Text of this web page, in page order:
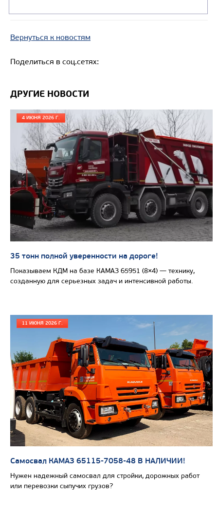
Производитель
Экологический класс
Грузоподъемность, кг
Вместимость кузова, м3
Направление разгрузки
Колесная формула
Узнать цену
САМОСВАЛ КАМАЗ-65801
Цена по запросу
Экологический класс
Вернуться к новостям
Поделиться в соц.сетях:
ДРУГИЕ НОВОСТИ
4 ИЮНЯ 2026 Г.
35 тонн полной уверенности на дороге!
Показываем КДМ на базе КАМАЗ 65951 (8×4) — технику,
созданную для серьезных задач и интенсивной работы.
11 ИЮНЯ 2026 Г.
Самосвал КАМАЗ 65115-7058-48 В НАЛИЧИИ!
Нужен надежный самосвал для стройки, дорожных работ
или перевозки сыпучих грузов?